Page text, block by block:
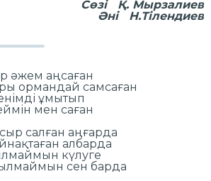
Сөзі Қ. Мырзалиев
Әні Н.Тілендиев
әжем аңсаған
ормандай самсаған
ұмытып
мен саған
салған аңғарда
албарда
күлуге
сен барда